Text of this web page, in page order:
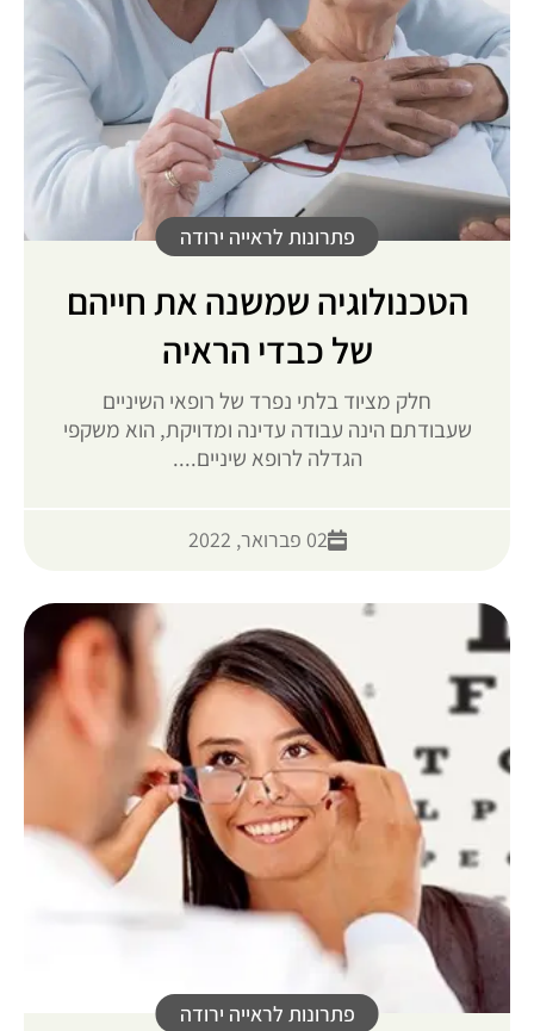
פתרונות לראייה ירודה
הטכנולוגיה שמשנה את חייהם
של כבדי הראיה
חלק מציוד בלתי נפרד של רופאי השיניים
שעבודתם הינה עבודה עדינה ומדויקת, הוא משקפי
הגדלה לרופא שיניים....
02 פברואר, 2022
פתרונות לראייה ירודה